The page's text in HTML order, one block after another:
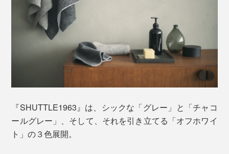
そんな非効率なことを、なぜ続けるのか。
それは、低速で織り上げることで、糸に負担をかけず、
空気をたっぷり含み、ふっくらと弾力のある唯一無二の
風合いに織り上がるから。
タオルを間近でよく見ると分かりますが、すべてのパイ
ルが立っていて、手で押さえても押し返されるコシの強
さ。
その特長を余すことなく際立たせるのが「シャトル織
機」。
ゆっくり高密度で織ることで、高速機では創り得ない風
合いに。機械と素材の掛け算で、『SHUTTLE1963』
『SHUTTLE1963』は、シックな「グレー」と「チャコ
ールグレー」、そして、それを引き立てる「オフホワイ
ト」の３色展開。